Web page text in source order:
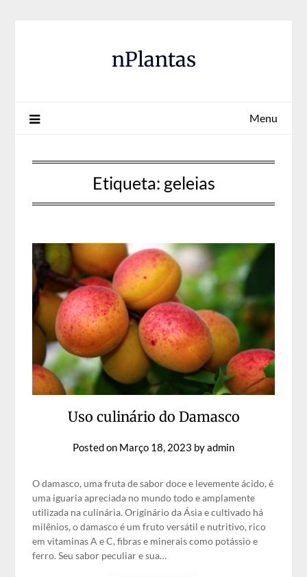
nPlantas
Menu
Etiqueta: geleias
Uso culinário do Damasco
Posted on Março 18, 2023 byadmin
O damasco, uma fruta de sabor doce e levemente ácido, é
uma iguaria apreciada no mundo todo e amplamente
utilizada na culinária. Originário da Ásia e cultivado há
milênios, o damasco é um fruto versátil e nutritivo, rico
em vitaminas A e C, fibras e minerais como potássio e
ferro. Seu sabor peculiar e sua…